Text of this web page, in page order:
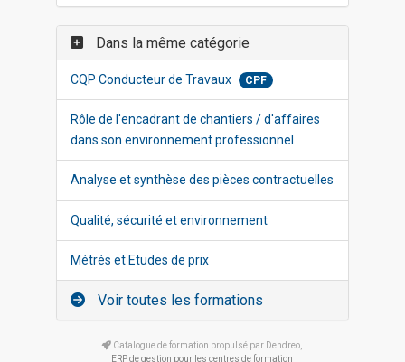
Dans la même catégorie
CQP Conducteur de Travaux CPF
Rôle de l'encadrant de chantiers / d'affaires
dans son environnement professionnel
Analyse et synthèse des pièces contractuelles
Qualité, sécurité et environnement
Métrés et Etudes de prix
Voir toutes les formations
Catalogue de formation propulsé par Dendreo,
ERP de gestion pour les centres de formation